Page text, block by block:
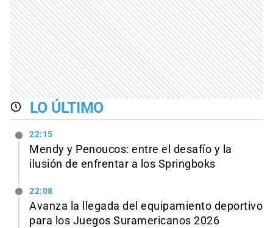
LO ÚLTIMO
22:15
Mendy y Penoucos: entre el desafío y la
ilusión de enfrentar a los Springboks
22:08
Avanza la llegada del equipamiento deportivo
para los Juegos Suramericanos 2026